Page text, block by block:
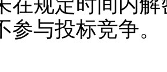
在规定时间内
参与投标竞争。